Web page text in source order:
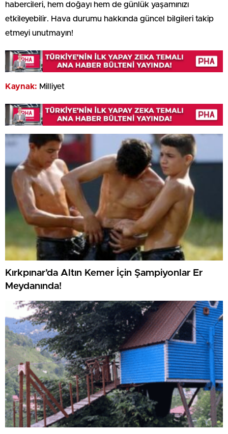
habercileri, hem doğayı hem de günlük yaşamınızı
etkileyebilir. Hava durumu hakkında güncel bilgileri takip
etmeyi unutmayın!
Kaynak: Milliyet
Kırkpınar’da Altın Kemer İçin Şampiyonlar Er
Meydanında!